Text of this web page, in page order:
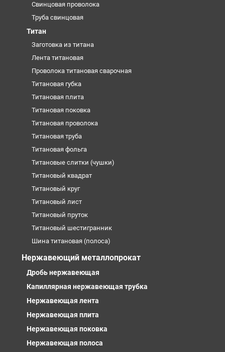
Свинцовая проволока
Труба свинцовая
Титан
Заготовка из титана
Лента титановая
Проволока титановая сварочная
Титановая губка
Титановая плита
Титановая поковка
Титановая проволока
Титановая труба
Титановая фольга
Титановые слитки (чушки)
Титановый квадрат
Титановый круг
Титановый лист
Титановый пруток
Титановый шестигранник
Шина титановая (полоса)
Нержавеющий металлопрокат
Дробь нержавеющая
Капиллярная нержавеющая трубка
Нержавеющая лента
Нержавеющая плита
Нержавеющая поковка
Нержавеющая полоса